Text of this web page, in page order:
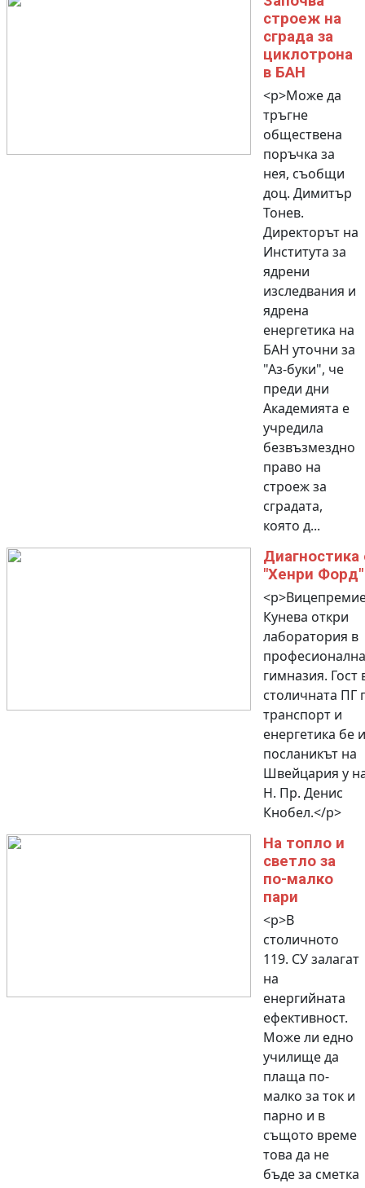
строеж на
сграда за
циклотрона
в БАН
<p>Може да
тръгне
обществена
поръчка за
нея, съобщи
доц. Димитър
Тонев.
Директорът на
Института за
ядрени
изследвания и
ядрена
енергетика на
БАН уточни за
"Аз-буки", че
преди дни
Академията е
учредила
безвъзмездно
право на
строеж за
сградата,
която д...
Диагностика
"Хенри Форд"
Кунева откри
лаборатория в
гимназия. Гост
столичната ПГ
транспорт и
енергетика бе и
посланикът на
Швейцария у
Н. Пр. Денис
Кнобел.</p>
На топло и
светло за
по-малко
пари
<p>В
столичното
119. СУ залагат
на
енергийната
ефективност.
Може ли едно
училище да
плаща по-
малко за ток и
парно и в
същото време
това да не
бъде за сметка